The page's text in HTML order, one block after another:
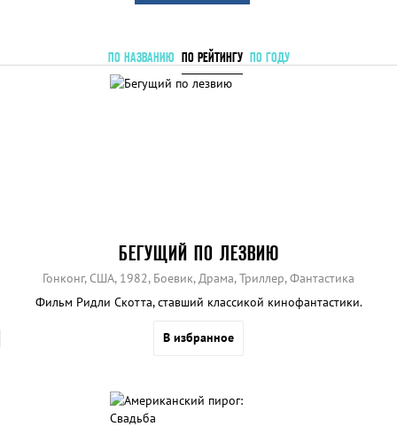
ПО НАЗВАНИЮ ПО РЕЙТИНГУ ПО ГОДУ
БЕГУЩИЙ ПО ЛЕЗВИЮ
Гонконг, США, 1982, Боевик, Драма, Триллер, Фантастика
Фильм Ридли Скотта, ставший классикой кинофантастики.
В избранное